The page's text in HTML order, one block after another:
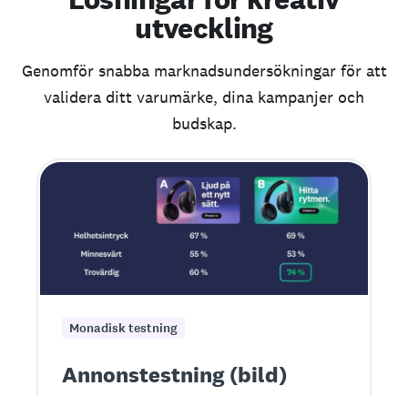
utveckling
Genomför snabba marknadsundersökningar för att
validera ditt varumärke, dina kampanjer och
budskap.
Monadisk testning
Annonstestning (bild)